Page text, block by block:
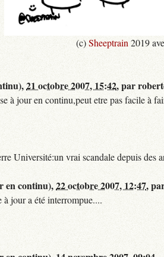
(c)Sheeptrain 2019
21 octobre 2007, 15:42,par
à jour en continu,peut etre pas facile à
Université:un vrai scandale depuis des
en continu),22 octobre 2007, 12:47,
jour a été interrompue....